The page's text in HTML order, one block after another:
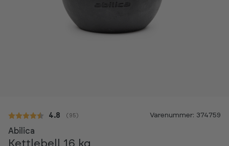
Gennemsnitlig vurdering:
4.8 ( stemmer:
95 ) Varenummer: 374759
Abilica